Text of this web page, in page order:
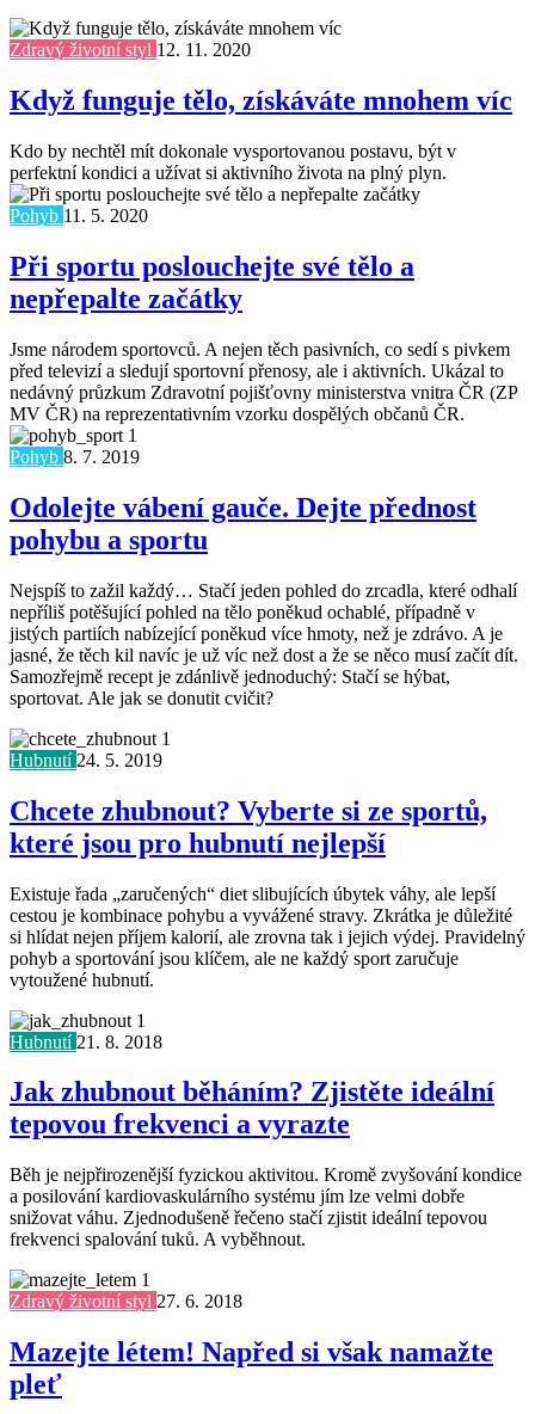
Zdravý životní styl 12. 11. 2020
Když funguje tělo, získáváte mnohem víc
Kdo by nechtěl mít dokonale vysportovanou postavu, být v
perfektní kondici a užívat si aktivního života na plný plyn.
Pohyb 11. 5. 2020
Při sportu poslouchejte své tělo a
nepřepalte začátky
Jsme národem sportovců. A nejen těch pasivních, co sedí s pivkem
před televizí a sledují sportovní přenosy, ale i aktivních. Ukázal to
nedávný průzkum Zdravotní pojišťovny ministerstva vnitra ČR (ZP
MV ČR) na reprezentativním vzorku dospělých občanů ČR.
Pohyb 8. 7. 2019
Odolejte vábení gauče. Dejte přednost
pohybu a sportu
Nejspíš to zažil každý… Stačí jeden pohled do zrcadla, které odhalí
nepříliš potěšující pohled na tělo poněkud ochablé, případně v
jistých partiích nabízející poněkud více hmoty, než je zdrávo. A je
jasné, že těch kil navíc je už víc než dost a že se něco musí začít dít.
Samozřejmě recept je zdánlivě jednoduchý: Stačí se hýbat,
sportovat. Ale jak se donutit cvičit?
Hubnutí 24. 5. 2019
Chcete zhubnout? Vyberte si ze sportů,
které jsou pro hubnutí nejlepší
Existuje řada „zaručených“ diet slibujících úbytek váhy, ale lepší
cestou je kombinace pohybu a vyvážené stravy. Zkrátka je důležité
si hlídat nejen příjem kalorií, ale zrovna tak i jejich výdej. Pravidelný
pohyb a sportování jsou klíčem, ale ne každý sport zaručuje
vytoužené hubnutí.
Hubnutí 21. 8. 2018
Jak zhubnout běháním? Zjistěte ideální
tepovou frekvenci a vyrazte
Běh je nejpřirozenější fyzickou aktivitou. Kromě zvyšování kondice
a posilování kardiovaskulárního systému jím lze velmi dobře
snižovat váhu. Zjednodušeně řečeno stačí zjistit ideální tepovou
frekvenci spalování tuků. A vyběhnout.
Zdravý životní styl 27. 6. 2018
Mazejte létem! Napřed si však namažte
pleť